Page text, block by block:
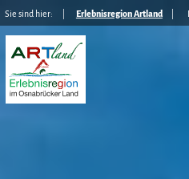
Sie sind hier: Erlebnisregion Artland